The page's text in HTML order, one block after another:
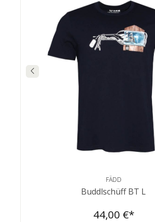
FÄDD
Buddlschüff BT L
44,00 €*